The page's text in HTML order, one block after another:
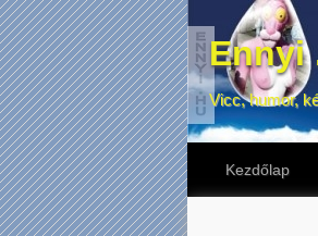
Ennyi
Vicc, humor,
Kezdőlap